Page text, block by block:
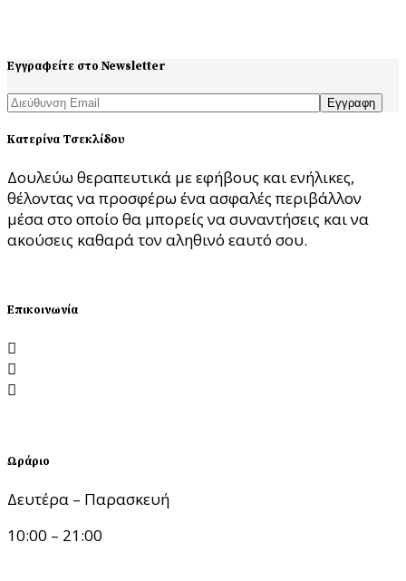
Εγγραφείτε στο Newsletter
Εγγραφη
Κατερίνα Τσεκλίδου
Δουλεύω θεραπευτικά με εφήβους και ενήλικες,
θέλοντας να προσφέρω ένα ασφαλές περιβάλλον
μέσα στο οποίο θα μπορείς να συναντήσεις και να
ακούσεις καθαρά τον αληθινό εαυτό σου.
Επικοινωνία
Ωράριο
Δευτέρα – Παρασκευή
10:00 – 21:00